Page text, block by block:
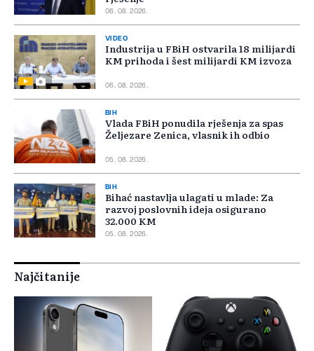
06. 08. 2026.
VIDEO
Industrija u FBiH ostvarila 18 milijardi
KM prihoda i šest milijardi KM izvoza
06. 08. 2026.
BIH
Vlada FBiH ponudila rješenja za spas
Željezare Zenica, vlasnik ih odbio
05. 08. 2026.
BIH
Bihać nastavlja ulagati u mlade: Za
razvoj poslovnih ideja osigurano
32.000 KM
05. 08. 2026.
Najčitanije